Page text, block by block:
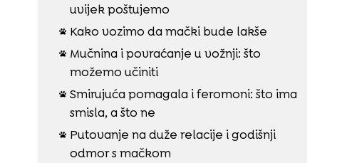
uvijek poštujemo
 Kako vozimo da mački bude lakše

Mučnina i povraćanje u vožnji: što
možemo učiniti
 Smirujuća pomagala i feromoni: što ima
smisla, a što ne

Putovanje na duže relacije i godišnji
odmor s mačkom